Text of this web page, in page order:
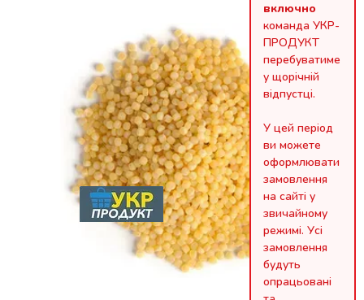
включно
команда УКР-
ПРОДУКТ
перебуватиме
у щорічній
відпустці.
У цей період
ви можете
оформлювати
замовлення
на сайті у
звичайному
режимі. Усі
замовлення
будуть
опрацьовані